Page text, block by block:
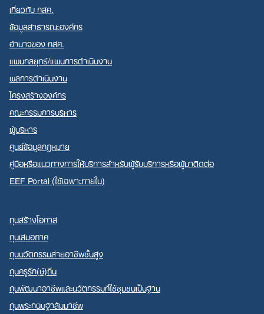
เกี่ยวกับ กสศ.
ข้อมูลสาธารณะองค์กร
อำนาจของ กสศ.
แผนกลยุทธ์/แผนการดำเนินงาน
ผลการดำเนินงาน
โครงสร้างองค์กร
คณะกรรมการบริหาร
ผู้บริหาร
ศูนย์ข้อมูลกฎหมาย
คู่มือหรือแนวทางการให้บริการสำหรับผู้รับบริการหรือผู้มาติดต่อ
EEF Portal (ใช้เฉพาะภายใน)
ทุนสร้างโอกาส
ทุนเสมอภาค
ทุนนวัตกรรมสายอาชีพชั้นสูง
ทุนครูรัก(ษ์)ถิ่น
ทุนพัฒนาอาชีพและนวัตกรรมที่ใช้ชุมชนเป็นฐาน
ทุนพระกนิษฐาสัมมาชีพ